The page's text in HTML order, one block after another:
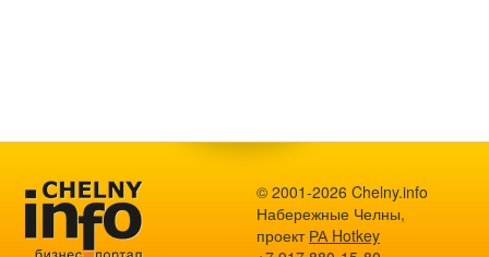
© 2001-2026 Chelny.info
Набережные Челны,
проект РА Hotkey